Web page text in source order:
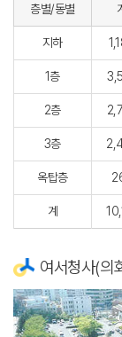
층별/동별
지하
1층
2층
3층
옥탑층
계
여서청사(의